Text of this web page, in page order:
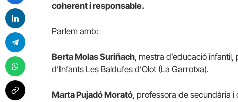
coherent i responsable.
Parlem amb:
Berta Molas Suriñach, mestra d’educació
d’Infants Les Baldufes d’Olot (La Garrotxa).
Marta Pujadó Morató, professora de secundària